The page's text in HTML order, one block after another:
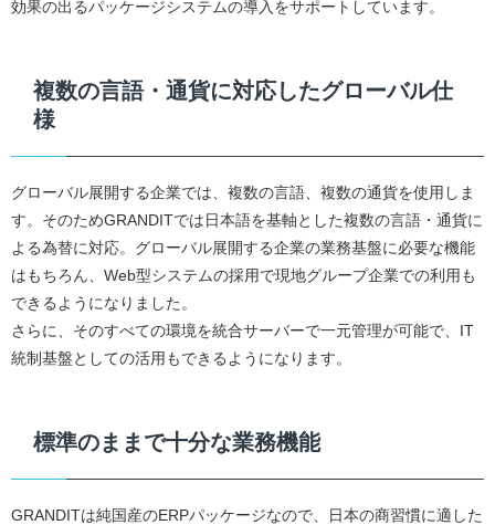
効果の出るパッケージシステムの導入をサポートしています。
複数の言語・通貨に対応したグローバル仕
様
グローバル展開する企業では、複数の言語、複数の通貨を使用しま
す。そのためGRANDITでは日本語を基軸とした複数の言語・通貨に
よる為替に対応。グローバル展開する企業の業務基盤に必要な機能
はもちろん、Web型システムの採用で現地グループ企業での利用も
できるようになりました。
さらに、そのすべての環境を統合サーバーで一元管理が可能で、IT
統制基盤としての活用もできるようになります。
標準のままで十分な業務機能
GRANDITは純国産のERPパッケージなので、日本の商習慣に適した